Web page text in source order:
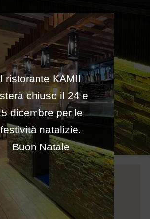
TORNA ALLA HOME
ristorante KAMII
chiuso il 24 e
dicembre per le
festività natalizie.
Buon Natale